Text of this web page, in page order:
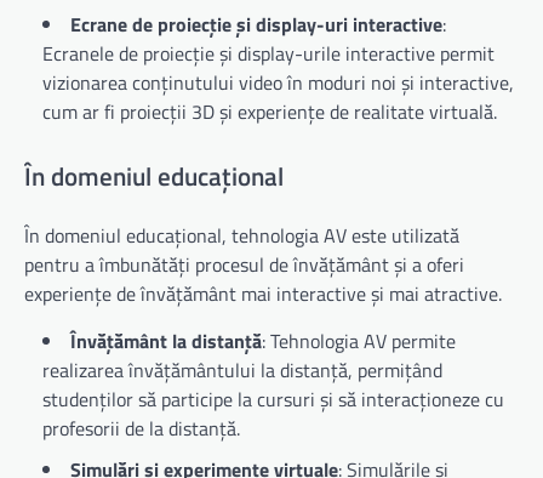
Ecrane de proiecție și display-uri interactive:
Ecranele de proiecție și display-urile interactive permit
vizionarea conținutului video în moduri noi și interactive,
cum ar fi proiecții 3D și experiențe de realitate virtuală.
În domeniul educațional
În domeniul educațional, tehnologia AV este utilizată
pentru a îmbunătăți procesul de învățământ și a oferi
experiențe de învățământ mai interactive și mai atractive.
Învățământ la distanță: Tehnologia AV permite
realizarea învățământului la distanță, permițând
studenților să participe la cursuri și să interacționeze cu
profesorii de la distanță.
Simulări și experimente virtuale: Simulările și